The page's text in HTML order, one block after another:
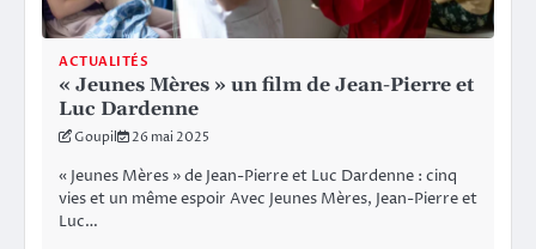
ACTUALITÉS
« Jeunes Mères » un film de Jean-Pierre et
Luc Dardenne
Goupil 26 mai 2025
« Jeunes Mères » de Jean-Pierre et Luc Dardenne : cinq
vies et un même espoir Avec Jeunes Mères, Jean-Pierre et
Luc…